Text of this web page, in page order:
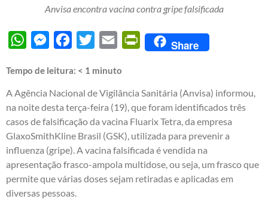
Anvisa encontra vacina contra gripe falsificada
WhatsAppMessengerFacebook
Twitter Email PrintFriendly
Share
Tempo de leitura: < 1 minuto
A Agência Nacional de Vigilância Sanitária (Anvisa) informou,
na noite desta terça-feira (19), que foram identificados três
casos de falsificação da vacina Fluarix Tetra, da empresa
GlaxoSmithKline Brasil (GSK), utilizada para prevenir a
influenza (gripe). A vacina falsificada é vendida na
apresentação frasco-ampola multidose, ou seja, um frasco que
permite que várias doses sejam retiradas e aplicadas em
diversas pessoas.